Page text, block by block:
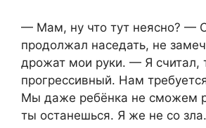
— Мам, ну что тут неясно? —
продолжал наседать, не
дрожат мои руки. — Я считал,
прогрессивный. Нам
Мы даже ребёнка не сможем
ты останешься. Я же не со